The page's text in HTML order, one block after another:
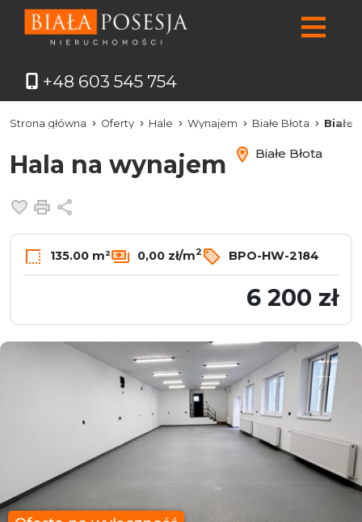
+48 603 545 754
Strona główna Oferty Hale Wynajem Białe Błota Białe
Hala na wynajem Białe Błota
Dodaj do ulubionych
Drukuj
135.00 m² 0,00 zł/m2 BPO-HW-2184
6 200 zł